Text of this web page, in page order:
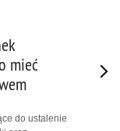
mieć
do ustalenie